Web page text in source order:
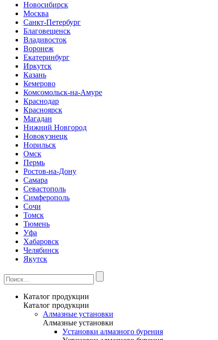
Новосибирск
Москва
Санкт-Петербург
Благовещенск
Владивосток
Воронеж
Екатеринбург
Иркутск
Казань
Кемерово
Комсомольск-на-Амуре
Краснодар
Красноярск
Магадан
Нижний Новгород
Новокузнецк
Норильск
Омск
Пермь
Ростов-на-Дону
Самара
Севастополь
Симферополь
Сочи
Томск
Тюмень
Уфа
Хабаровск
Челябинск
Якутск
Каталог продукции
Каталог продукции
Алмазные установки
Алмазные установки
Уcтановки алмазного бурения